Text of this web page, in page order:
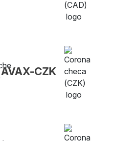
AVAX-CZK